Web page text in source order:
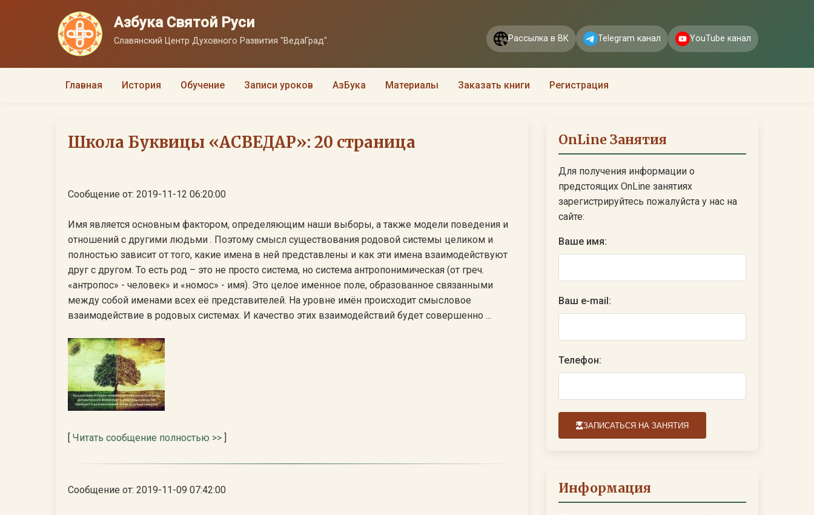
Азбука Святой Руси
Славянский Центр Духовного Развития "ВедаГрад". Рассылка в ВК Telegram канал YouTube канал
Главная История Обучение Записи уроков АзБука Материалы Заказать книги Регистрация
Школа Буквицы «АСВЕДАР»: 20 страница
Сообщение от: 2019-11-12 06:20:00
Имя является основным фактором, определяющим наши выборы, а также модели поведения и
отношений с другими людьми . Поэтому смысл существования родовой системы целиком и
полностью зависит от того, какие имена в ней представлены и как эти имена взаимодействуют
друг с другом. То есть род – это не просто система, но система антропонимическая (от греч.
«антропос» - человек» и «номос» - имя). Это целое именное поле, образованное связанными
между собой именами всех её представителей. На уровне имён происходит смысловое
взаимодействие в родовых системах. И качество этих взаимодействий будет совершенно ...
[ Читать сообщение полностью >> ]
Сообщение от: 2019-11-09 07:42:00
OnLine Занятия
Для получения информации о
предстоящих OnLine занятиях
зарегистрируйтесь пожалуйста у нас на
сайте:
Ваше имя:
Ваш e-mail:
Телефон:
ЗАПИСАТЬСЯ НА ЗАНЯТИЯ
Информация